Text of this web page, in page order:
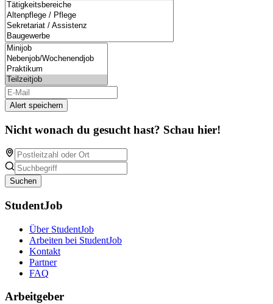
Alert speichern
Nicht wonach du gesucht hast? Schau hier!
Suchen
StudentJob
Über StudentJob
Arbeiten bei StudentJob
Kontakt
Partner
FAQ
Arbeitgeber